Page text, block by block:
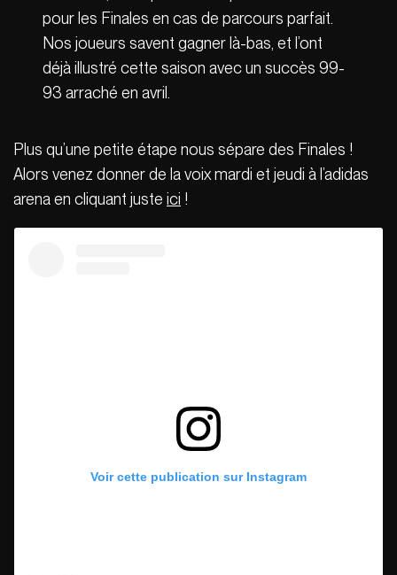
pour les Finales en cas de parcours parfait.
Nos joueurs savent gagner là-bas, et l’ont
déjà illustré cette saison avec un succès 99-
93 arraché en avril.
Plus qu’une petite étape nous sépare des Finales !
Alors venez donner de la voix mardi et jeudi à l’adidas
arena en cliquant juste ici !
Voir cette publication sur Instagram